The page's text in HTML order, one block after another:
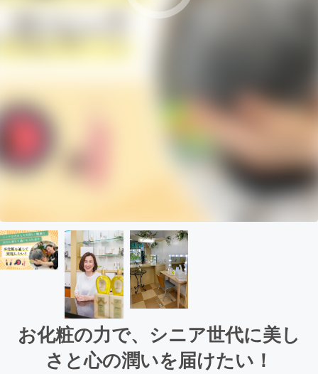
お化粧の力で、シニア世代に美し
さと心の潤いを届けたい！